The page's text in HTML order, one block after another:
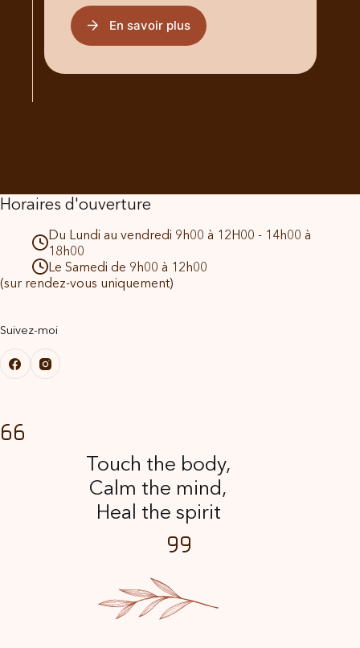
En savoir plus
Horaires d'ouverture
Du Lundi au vendredi 9h00 à 12H00 - 14h00 à
18h00
Le Samedi de 9h00 à 12h00
(sur rendez-vous uniquement)
Suivez-moi
Touch the body,
Calm the mind,
Heal the spirit